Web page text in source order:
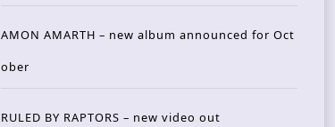
AMON AMARTH – new album announced for Oct
ober
RULED BY RAPTORS – new video out